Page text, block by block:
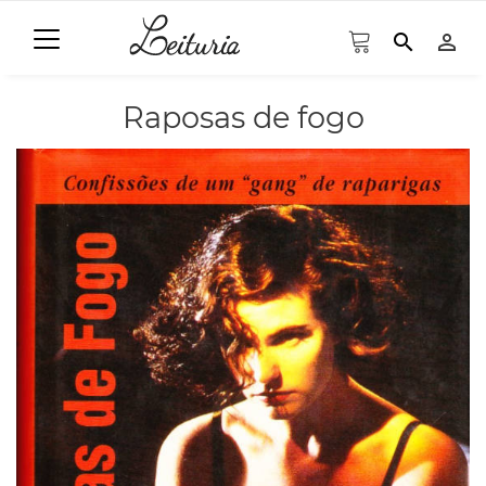
search person_outline
Raposas de fogo